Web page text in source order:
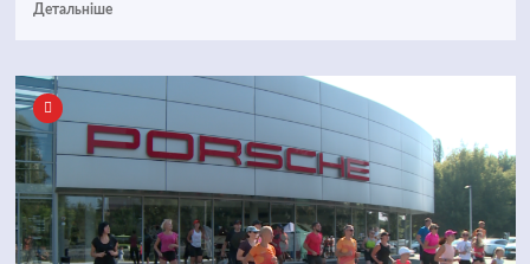
Детальніше